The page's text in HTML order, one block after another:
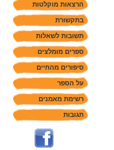
הרצאות מוקלטות
בתקשורת
תשובות לשאלות
ספרים מומלצים
סיפורים מהחיים
על הספר
רשימת מאמנים
תגובות